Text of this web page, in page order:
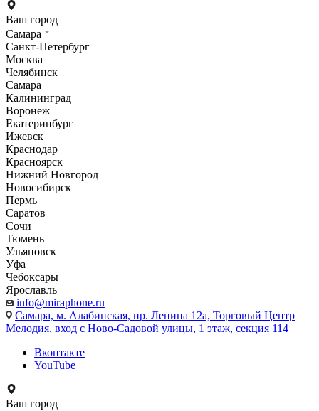
Ваш город
Самара
Санкт-Петербург
Москва
Челябинск
Самара
Калининград
Воронеж
Екатеринбург
Ижевск
Краснодар
Красноярск
Нижний Новгород
Новосибирск
Пермь
Саратов
Сочи
Тюмень
Ульяновск
Уфа
Чебоксары
Ярославль
info@miraphone.ru
Самара, м. Алабинская, пр. Ленина 12а, Торговый Центр
Мелодия, вход с Ново-Садовой улицы, 1 этаж, секция 114
Вконтакте
YouTube
Ваш город